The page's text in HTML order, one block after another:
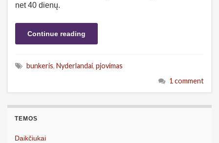
net 40 dienų.
Continue reading
bunkeris, Nyderlandai, pjovimas
1 comment
TEMOS
Daikčiukai